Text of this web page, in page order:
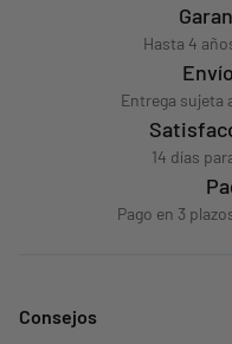
Hasta 4
Entrega
14 días
Pago en 3
Consejos